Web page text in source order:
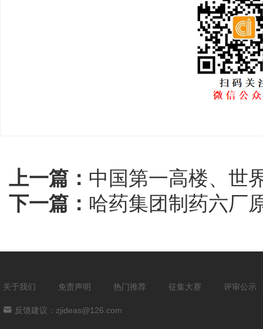
上一篇： 中国第一高楼、世
下一篇： 哈药集团制药六厂
关于我们 免责声明 热门推荐 征集大赛 评审公示
反馈建议：zjideas@126.com